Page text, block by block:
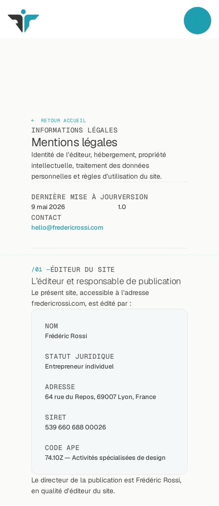
←  RETOUR ACCUEIL
INFORMATIONS LÉGALES
Mentions légales
Identité de l’éditeur, hébergement, propriété
intellectuelle, traitement des données
personnelles et règles d’utilisation du site.
DERNIÈRE MISE À JOUR
9 mai 2026
VERSION
1.0
CONTACT
hello@fredericrossi.com
/01 —ÉDITEUR DU SITE
L’éditeur et responsable de publication
Le présent site, accessible à l’adresse
fredericrossi.com, est édité par :
NOM
Frédéric Rossi
STATUT JURIDIQUE
Entrepreneur individuel
ADRESSE
64 rue du Repos, 69007 Lyon, France
SIRET
539 660 688 00026
CODE APE
74.10Z — Activités spécialisées de design
Le directeur de la publication est Frédéric Rossi,
en qualité d’éditeur du site.